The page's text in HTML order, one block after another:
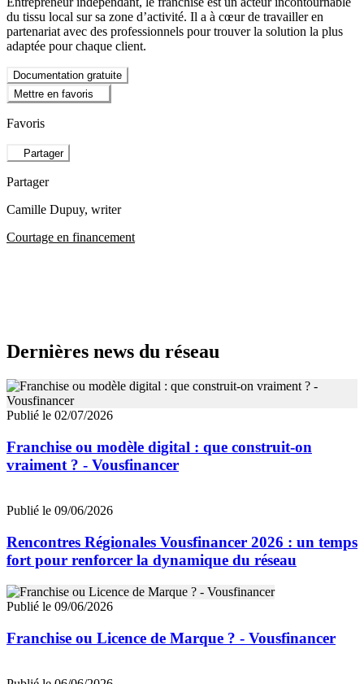
du tissu local sur sa zone d’activité. Il a à cœur de travailler en
partenariat avec des professionnels pour trouver la solution la plus
adaptée pour chaque client.
Documentation gratuite
Mettre en favoris
Favoris
Partager
Partager
Camille Dupuy, writer
Courtage en financement
Dernières news du réseau
Publié le 02/07/2026
Franchise ou modèle digital : que construit-on
vraiment ? - Vousfinancer
Publié le 09/06/2026
Rencontres Régionales Vousfinancer 2026 : un temps
fort pour renforcer la dynamique du réseau
Publié le 09/06/2026
Franchise ou Licence de Marque ? - Vousfinancer